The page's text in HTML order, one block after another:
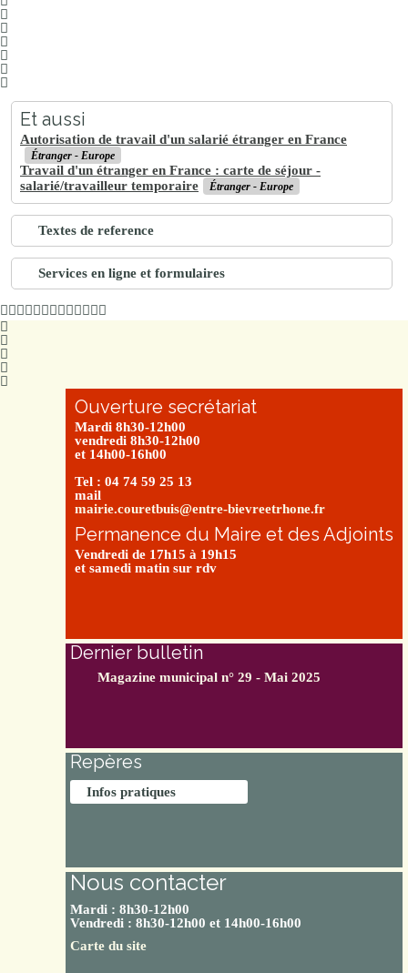
Et aussi
Autorisation de travail d'un salarié étranger en France
Étranger - Europe
Travail d'un étranger en France : carte de séjour -
salarié/travailleur temporaire
Étranger - Europe
Textes de reference
Services en ligne et formulaires
Ouverture secrétariat
Mardi 8h30-12h00
vendredi 8h30-12h00
et 14h00-16h00
Tel : 04 74 59 25 13
mail
mairie.couretbuis@entre-bievreetrhone.fr
Permanence du Maire et des Adjoints
Vendredi de 17h15 à 19h15
et samedi matin sur rdv
Dernier bulletin
Magazine municipal n° 29 - Mai 2025
Repères
Infos pratiques
Nous contacter
Mardi : 8h30-12h00
Vendredi : 8h30-12h00 et 14h00-16h00
Carte du site